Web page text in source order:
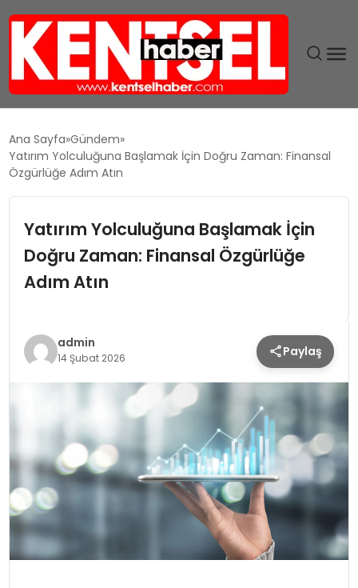
GÜNDEM
EĞITIM
MAGAZIN
KÜLTÜR & SANAT
SPOR
SAĞLIK
Ana Sayfa Gündem
Yatırım Yolculuğuna Başlamak İçin Doğru Zaman: Finansal
Özgürlüğe Adım Atın
Yatırım Yolculuğuna Başlamak İçin
Doğru Zaman: Finansal Özgürlüğe
Adım Atın
admin
14 Şubat 2026 Paylaş